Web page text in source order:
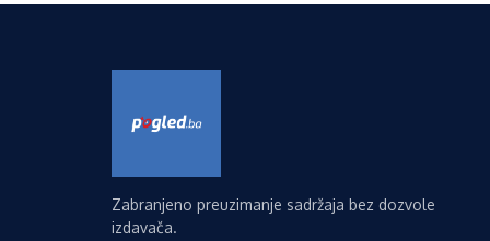
Zabranjeno preuzimanje sadržaja bez dozvole
izdavača.